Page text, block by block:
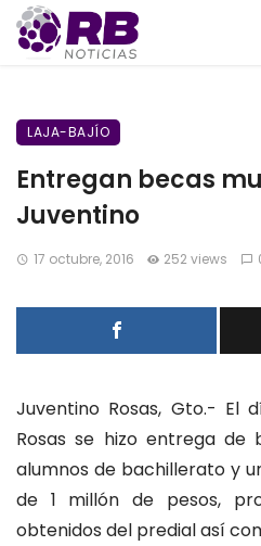
LAJA-BAJÍO
Entregan becas
Juventino
17 octubre, 2016 252 views
Juventino Rosas, Gto.- El
Rosas se hizo entrega de
alumnos de bachillerato y
de 1 millón de pesos,
obtenidos del predial así